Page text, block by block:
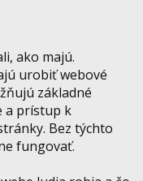
ako majú.
urobiť webové
základné
a prístup k
Bez týchto
fungovať.